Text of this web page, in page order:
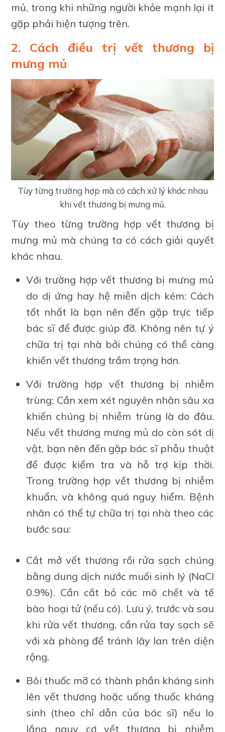
mủ, trong khi những người khỏe mạnh lại ít
gặp phải hiện tượng trên.
2. Cách điều trị vết thương bị
mưng mủ
Tùy từng trường hợp mà có cách xử lý khác nhau
khi vết thương bị mưng mủ.
Tùy theo từng trường hợp vết thương bị
mưng mủ mà chúng ta có cách giải quyết
khác nhau.
Với trường hợp vết thương bị mưng mủ
do dị ứng hay hệ miễn dịch kém: Cách
tốt nhất là bạn nên đến gặp trực tiếp
bác sĩ để được giúp đỡ. Không nên tự ý
chữa trị tại nhà bởi chúng có thể càng
khiến vết thương trầm trọng hơn.
Với trường hợp vết thương bị nhiễm
trùng: Cần xem xét nguyên nhân sâu xa
khiến chúng bị nhiễm trùng là do đâu.
Nếu vết thương mưng mủ do còn sót dị
vật, bạn nên đến gặp bác sĩ phẫu thuật
để được kiểm tra và hỗ trợ kịp thời.
Trong trường hợp vết thương bị nhiễm
khuẩn, và không quá nguy hiểm. Bệnh
nhân có thể tự chữa trị tại nhà theo các
bước sau:
Cắt mở vết thương rồi rửa sạch chúng
bằng dung dịch nước muối sinh lý (NaCl
0.9%). Cần cắt bỏ các mô chết và tế
bào hoại tử (nếu có). Lưu ý, trước và sau
khi rửa vết thương, cần rửa tay sạch sẽ
với xà phòng để tránh lây lan trên diện
rộng.
Bôi thuốc mỡ có thành phần kháng sinh
lên vết thương hoặc uống thuốc kháng
sinh (theo chỉ dẫn của bác sĩ) nếu lo
lắng nguy cơ vết thương bị nhiễm